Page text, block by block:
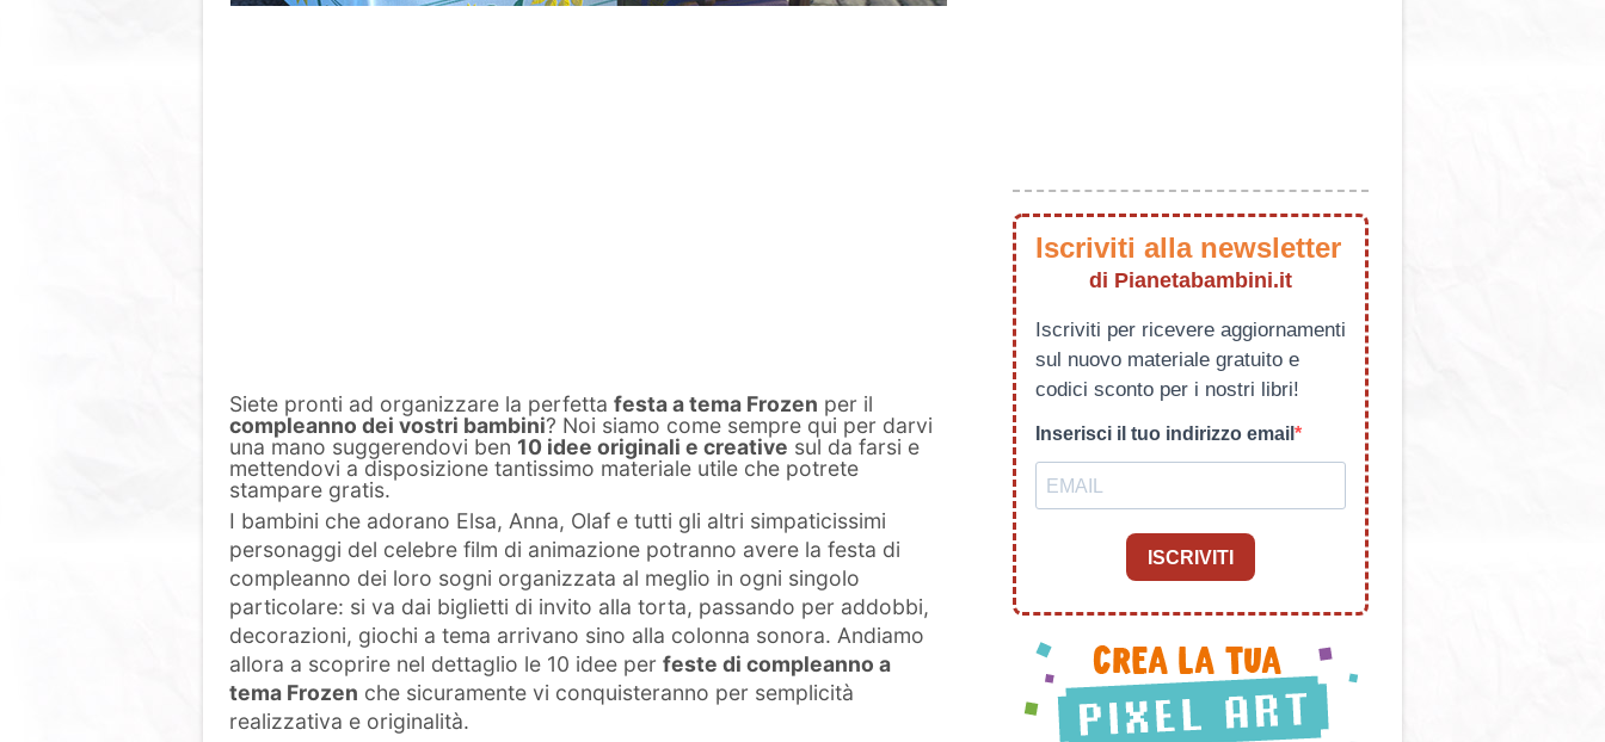
Siete pronti ad organizzare la perfetta festa a tema Frozen per il
compleanno dei vostri bambini? Noi siamo come sempre qui per darvi
una mano suggerendovi ben 10 idee originali e creative sul da farsi e
mettendovi a disposizione tantissimo materiale utile che potrete
stampare gratis.
I bambini che adorano Elsa, Anna, Olaf e tutti gli altri simpaticissimi
personaggi del celebre film di animazione potranno avere la festa di
compleanno dei loro sogni organizzata al meglio in ogni singolo
particolare: si va dai biglietti di invito alla torta, passando per addobbi,
decorazioni, giochi a tema arrivano sino alla colonna sonora. Andiamo
allora a scoprire nel dettaglio le 10 idee per feste di compleanno a
tema Frozen che sicuramente vi conquisteranno per semplicità
realizzativa e originalità.
Iscriviti alla newsletter
di Pianetabambini.it
Iscriviti per ricevere aggiornamenti
sul nuovo materiale gratuito e
codici sconto per i nostri libri!
Inserisci il tuo indirizzo email
ISCRIVITI